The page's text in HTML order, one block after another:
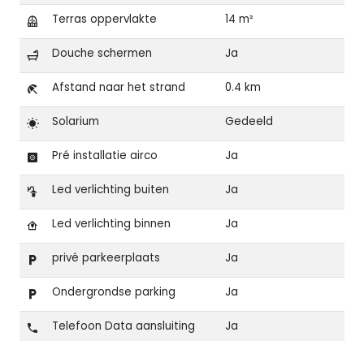
Terras oppervlakte 14 m²
Douche schermen Ja
Afstand naar het strand 0.4 km
Solarium Gedeeld
Pré installatie airco Ja
Led verlichting buiten Ja
Led verlichting binnen Ja
privé parkeerplaats Ja
Ondergrondse parking Ja
Telefoon Data aansluiting Ja